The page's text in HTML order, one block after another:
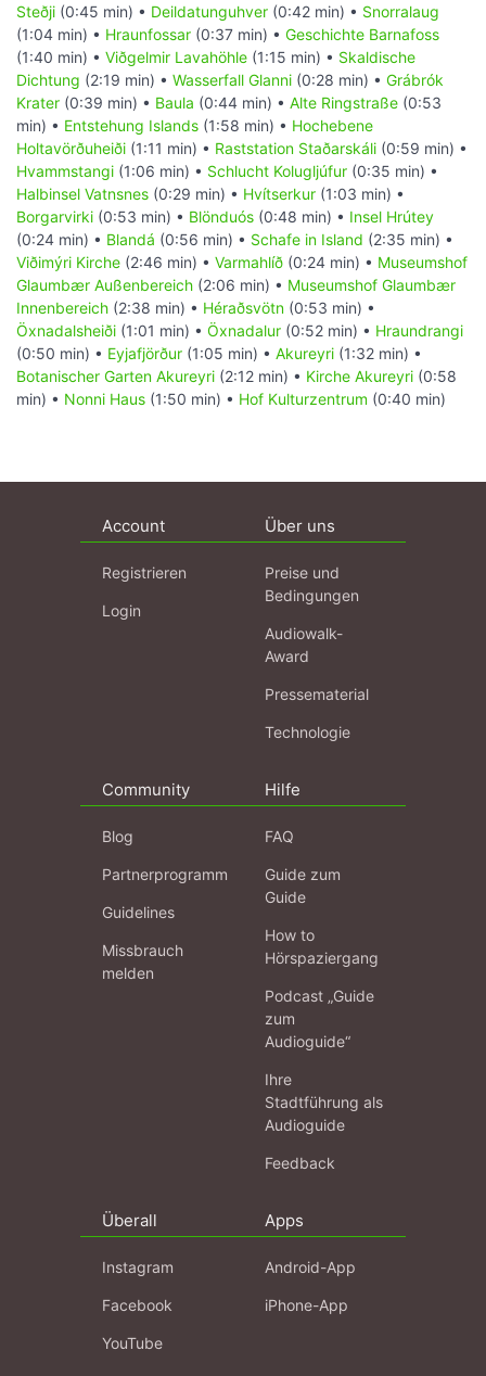
Steðji (0:45 min) • Deildatunguhver (0:42 min) • Snorralaug
(1:04 min) • Hraunfossar (0:37 min) • Geschichte Barnafoss
(1:40 min) • Viðgelmir Lavahöhle (1:15 min) • Skaldische
Dichtung (2:19 min) • Wasserfall Glanni (0:28 min) • Grábrók
Krater (0:39 min) • Baula (0:44 min) • Alte Ringstraße (0:53
min) • Entstehung Islands (1:58 min) • Hochebene
Holtavörðuheiði (1:11 min) • Raststation Staðarskáli (0:59 min) •
Hvammstangi (1:06 min) • Schlucht Kolugljúfur (0:35 min) •
Halbinsel Vatnsnes (0:29 min) • Hvítserkur (1:03 min) •
Borgarvirki (0:53 min) • Blönduós (0:48 min) • Insel Hrútey
(0:24 min) • Blandá (0:56 min) • Schafe in Island (2:35 min) •
Viðimýri Kirche (2:46 min) • Varmahlíð (0:24 min) • Museumshof
Glaumbær Außenbereich (2:06 min) • Museumshof Glaumbær
Innenbereich (2:38 min) • Héraðsvötn (0:53 min) •
Öxnadalsheiði (1:01 min) • Öxnadalur (0:52 min) • Hraundrangi
(0:50 min) • Eyjafjörður (1:05 min) • Akureyri (1:32 min) •
Botanischer Garten Akureyri (2:12 min) • Kirche Akureyri (0:58
min) • Nonni Haus (1:50 min) • Hof Kulturzentrum (0:40 min)
Account
Registrieren
Login
Über uns
Preise und
Bedingungen
Audiowalk-
Award
Pressematerial
Technologie
Community
Blog
Partnerprogramm
Guidelines
Missbrauch
melden
Hilfe
FAQ
Guide zum
Guide
How to
Hörspaziergang
Podcast „Guide
zum
Audioguide“
Ihre
Stadtführung als
Audioguide
Feedback
Überall
Instagram
Facebook
YouTube
Apps
Android-App
iPhone-App